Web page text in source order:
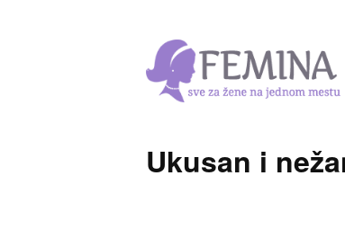
Ukusan i